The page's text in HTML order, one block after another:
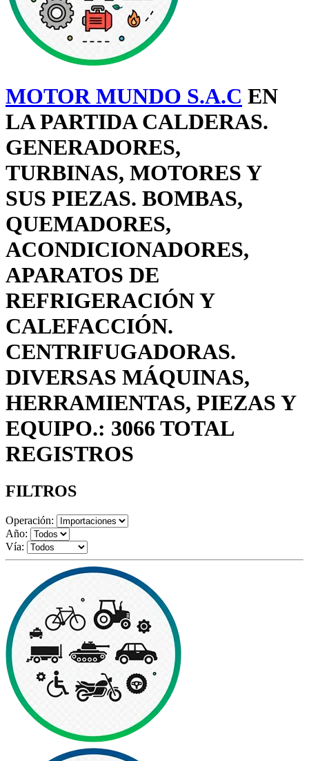
MOTOR MUNDO S.A.C EN
LA PARTIDA CALDERAS.
GENERADORES,
TURBINAS, MOTORES Y
SUS PIEZAS. BOMBAS,
QUEMADORES,
ACONDICIONADORES,
APARATOS DE
REFRIGERACIÓN Y
CALEFACCIÓN.
CENTRIFUGADORAS.
DIVERSAS MÁQUINAS,
HERRAMIENTAS, PIEZAS Y
EQUIPO.: 3066 TOTAL
REGISTROS
FILTROS
Operación:
Año:
Vía: